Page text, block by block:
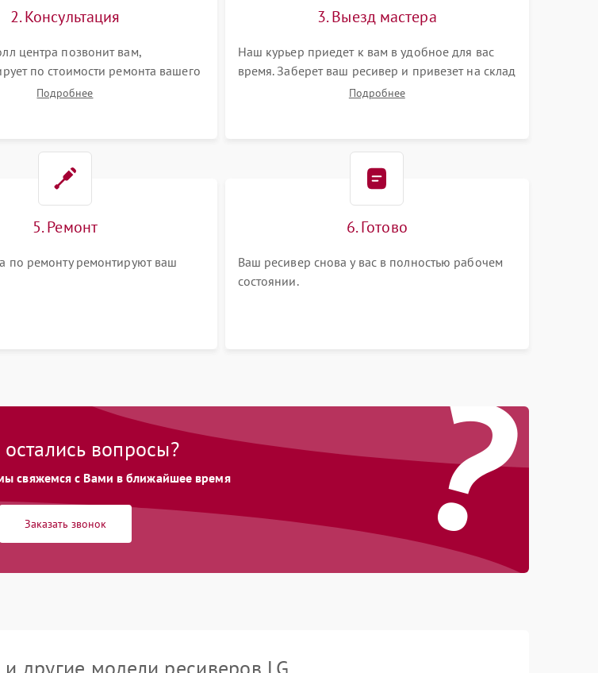
2. Консультация
центра позвонит вам,
по стоимости ремонта вашего
ответит на все ваши вопросы.
Подробнее
3. Выезд мастера
Наш курьер приедет к вам в удобное для вас
время. Заберет ваш ресивер и привезет на склад
Подробнее
5. Ремонт
по ремонту ремонтируют ваш
6. Готово
Ваш ресивер снова у вас в полностью рабочем
состоянии.
?
вопросы?
мы свяжемся с Вами в ближайшее время
Заказать звонок